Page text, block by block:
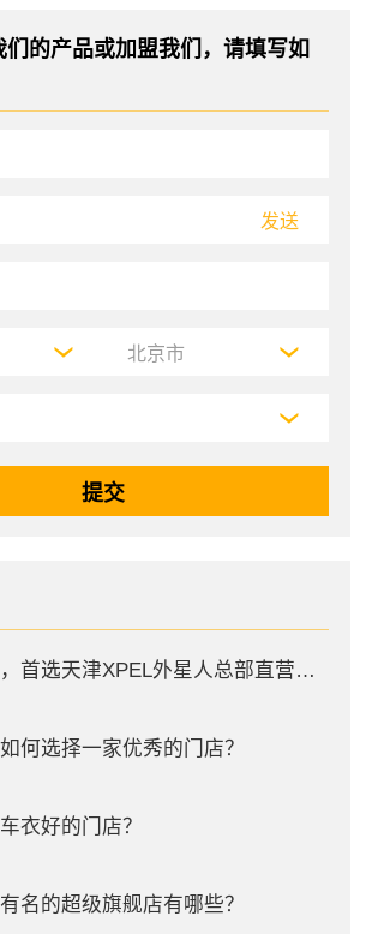
的产品或加盟我们，请填写如
发送
天津汽车贴膜，首选天津XPEL外星人总部直营店，高口碑店
何选择一家优秀的门店？
衣好的门店？
名的超级旗舰店有哪些？